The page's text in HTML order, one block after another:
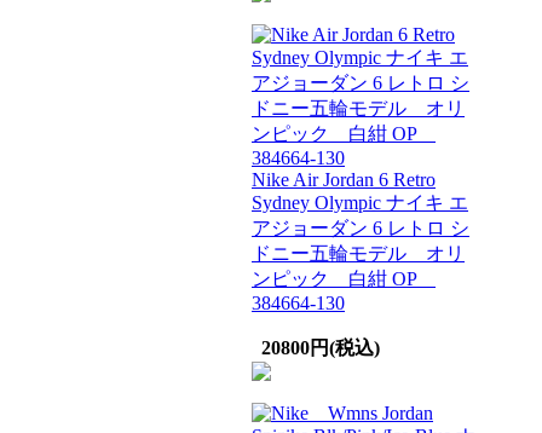
Nike Air Jordan 6 Retro
Sydney Olympic ナイキ エ
アジョーダン 6 レトロ シ
ドニー五輪モデル オリ
ンピック 白紺 OP
384664-130
20800円(税込)